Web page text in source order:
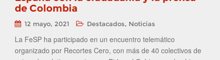
de Colombia
12 mayo, 2021 Destacados, Noticias
La FeSP ha participado en un encuentro telemático
organizado por Recortes Cero, con más de 40 colectivos de